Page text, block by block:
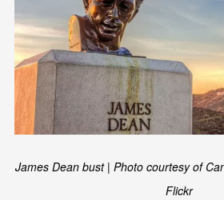
James Dean bust | Photo courtesy of
Flickr